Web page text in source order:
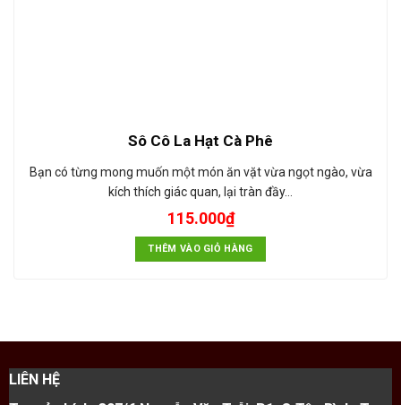
Sô Cô La Hạt Cà Phê
Bạn có từng mong muốn một món ăn vặt vừa ngọt ngào, vừa
kích thích giác quan, lại tràn đầy…
115.000₫
THÊM VÀO GIỎ HÀNG
LIÊN HỆ